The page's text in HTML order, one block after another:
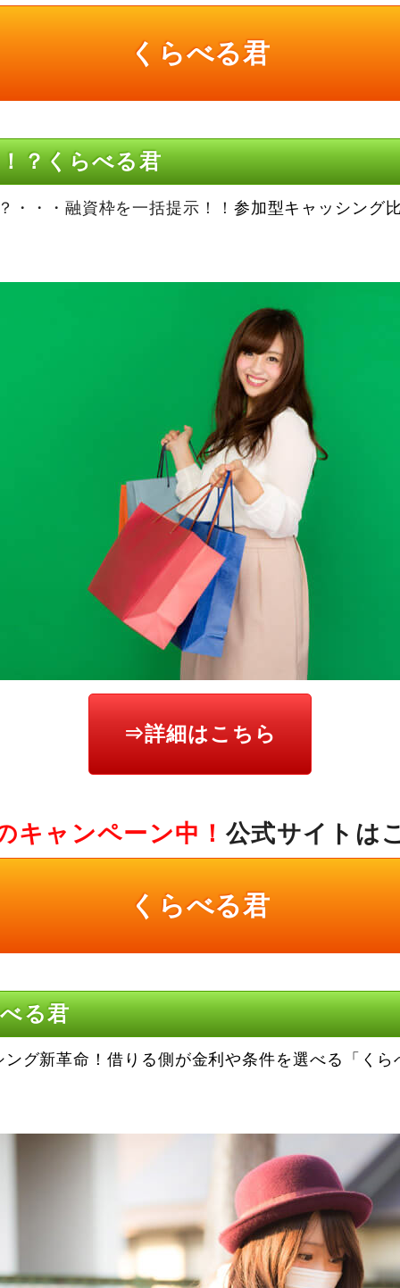
くらべる君
？くらべる君
・・・融資枠を一括提示！！ 参加型キャッシング
⇒詳細はこちら
キャンペーン中！ 公式サイトは
くらべる君
る君
ング新革命！借りる側が金利や条件を選べる「くら